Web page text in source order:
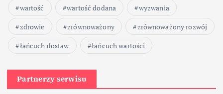
wartość
wartość dodana
wyzwania
zdrowie
zrównoważony
zrównoważony rozwój
łańcuch dostaw
łańcuch wartości
Partnerzy serwisu